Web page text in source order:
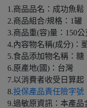
1.商品品名：成功魚鬆
2.商品組合/規格：1罐
3.商品重(容)量：150公
4.內容物名稱(成分)：
5.食品添加物名稱：
6.原產地(國)：台灣
7.以消費者收受日算起
8.投保產品責任險字號
9.過敏原資訊：本產